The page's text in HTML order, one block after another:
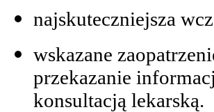
najskuteczniejsza
wskazane
przekazanie
konsultacją lekarską.